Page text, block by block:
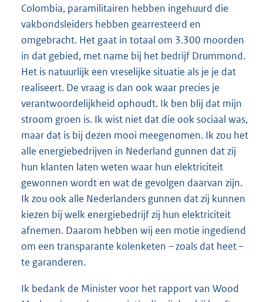
Colombia, paramilitairen hebben ingehuurd die
vakbondsleiders hebben gearresteerd en
omgebracht. Het gaat in totaal om 3.300 moorden
in dat gebied, met name bij het bedrijf Drummond.
Het is natuurlijk een vreselijke situatie als je je dat
realiseert. De vraag is dan ook waar precies je
verantwoordelijkheid ophoudt. Ik ben blij dat mijn
stroom groen is. Ik wist niet dat die ook sociaal was,
maar dat is bij dezen mooi meegenomen. Ik zou het
alle energiebedrijven in Nederland gunnen dat zij
hun klanten laten weten waar hun elektriciteit
gewonnen wordt en wat de gevolgen daarvan zijn.
Ik zou ook alle Nederlanders gunnen dat zij kunnen
kiezen bij welk energiebedrijf zij hun elektriciteit
afnemen. Daarom hebben wij een motie ingediend
om een transparante kolenketen – zoals dat heet –
te garanderen.
Ik bedank de Minister voor het rapport van Wood